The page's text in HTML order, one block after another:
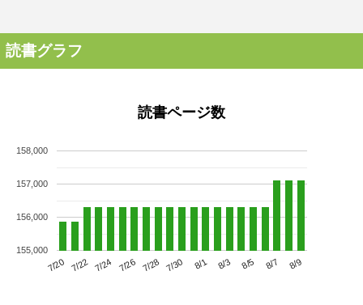
読書グラフ
読書ページ数
7/20 7/22 7/24 7/26 7/28 7/30 8/1 8/3 8/5 8/7 8/9
155,000
156,000
157,000
158,000